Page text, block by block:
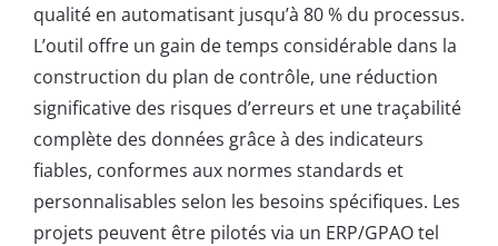
qualité en automatisant jusqu’à 80 % du processus.
L’outil offre un gain de temps considérable dans la
construction du plan de contrôle, une réduction
significative des risques d’erreurs et une traçabilité
complète des données grâce à des indicateurs
fiables, conformes aux normes standards et
personnalisables selon les besoins spécifiques. Les
projets peuvent être pilotés via un ERP/GPAO tel